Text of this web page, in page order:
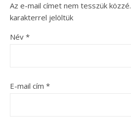
Az e-mail címet nem tesszük közzé.
karakterrel jelöltük
Név *
E-mail cím *